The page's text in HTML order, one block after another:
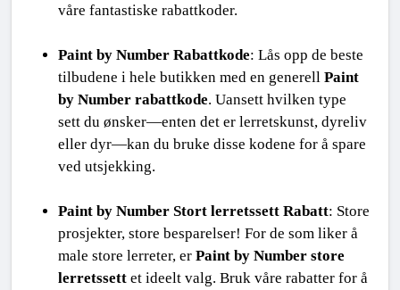
våre fantastiske rabattkoder.
Paint by Number Rabattkode: Lås opp de beste
tilbudene i hele butikken med en generell Paint
by Number rabattkode. Uansett hvilken type
sett du ønsker—enten det er lerretskunst, dyreliv
eller dyr—kan du bruke disse kodene for å spare
ved utsjekking.
Paint by Number Stort lerretssett Rabatt: Store
prosjekter, store besparelser! For de som liker å
male store lerreter, er Paint by Number store
lerretssett et ideelt valg. Bruk våre rabatter for å